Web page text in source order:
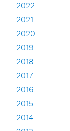
2022
2021
2020
2019
2018
2017
2016
2015
2014